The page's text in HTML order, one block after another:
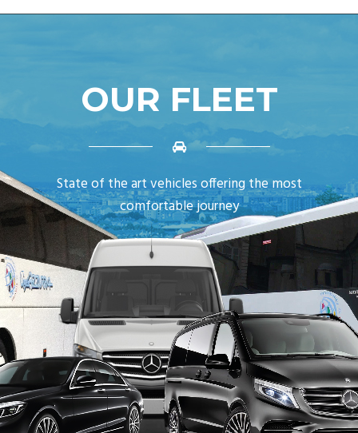
OUR FLEET
State of the art vehicles offering the most
comfortable journey